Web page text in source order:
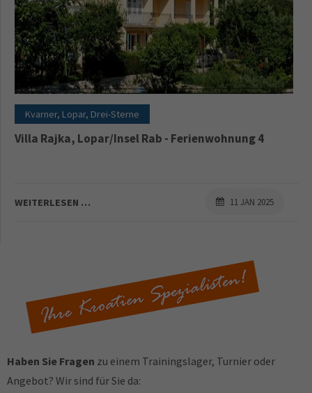
Kvarner, Lopar, Drei-Sterne
Villa Rajka, Lopar/Insel Rab - Ferienwohnung 4
WEITERLESEN … 11 JAN 2025
Haben Sie Fragen zu einem Trainingslager, Turnier oder
Angebot? Wir sind für Sie da: